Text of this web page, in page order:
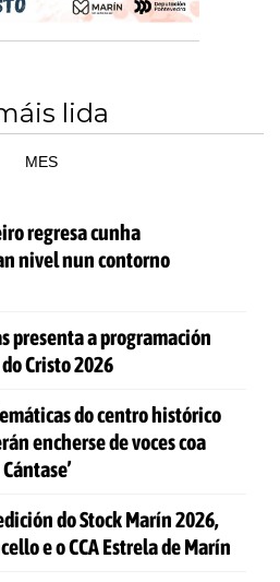
lida
MES
regresa cunha
nivel nun contorno
presenta a programación
Cristo 2026
do centro histórico
encherse de voces coa
do Stock Marín 2026,
e o CCA Estrela de Marín